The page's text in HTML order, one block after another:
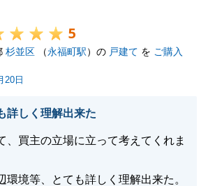
閉じる
5
杉並区 （永福町駅）の 戸建て を ご購入
20日
詳しく理解出来た
、買主の立場に立って考えてくれま
環境等、とても詳しく理解出来た。